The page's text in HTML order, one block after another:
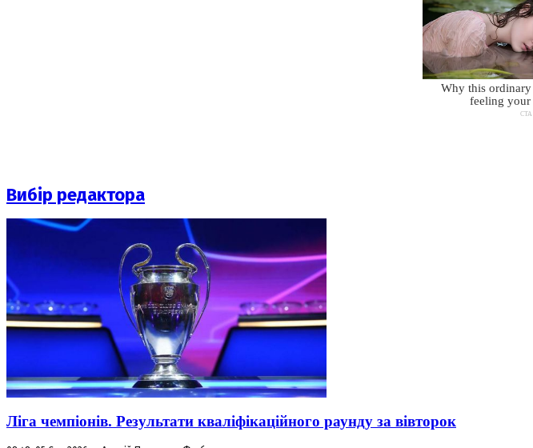
Вибір редактора
Ліга чемпіонів. Результати кваліфікаційного раунду за вівторок